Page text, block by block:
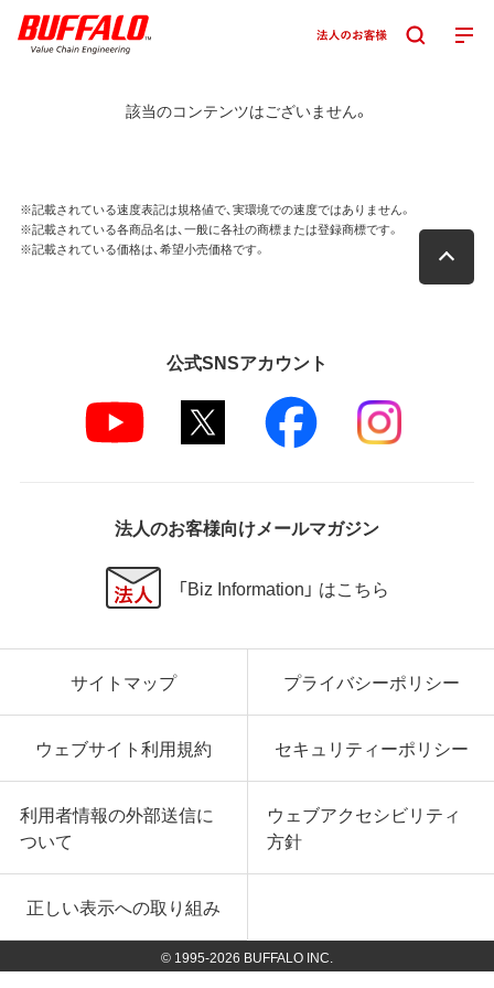
該当のコンテンツはございません。
※記載されている速度表記は規格値で、実環境での速度ではありません。
※記載されている各商品名は、一般に各社の商標または登録商標です。
※記載されている価格は、希望小売価格です。
公式SNSアカウント
法人のお客様向けメールマガジン
「Biz Information」 はこちら
サイトマップ プライバシーポリシー
ウェブサイト利用規約 セキュリティーポリシー
利用者情報の外部送信に
ついて
ウェブアクセシビリティ
方針
正しい表示への取り組み
© 1995-2026 BUFFALO INC.